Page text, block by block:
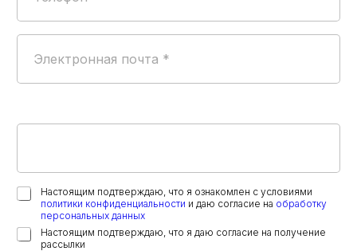
Настоящим подтверждаю, что я ознакомлен с условиями
политики конфиденциальности
и даю согласие на обработку
персональных данных
Настоящим подтверждаю, что я даю согласие на получение
рассылки